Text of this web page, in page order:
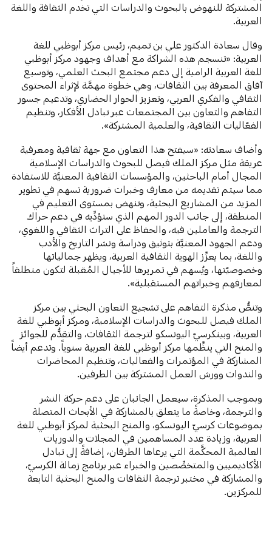
المشتركة للنهوض بالبحوث والدراسات التي تخدم الثقافة واللغة
العربية.
وقال سعادة الدكتور علي بن تميم، رئيس مركز أبوظبي للغة
العربية: «تنسجم هذه الشراكة مع أهداف وجهود مركز أبوظبي
للغة العربية الرامية إلى دعم مجتمع البحث العلمي، وتوسيع
آفاق المعرفة بين الثقافات، وهي خطوة مهمَّة لإثراء المحتوى
الثقافي والفكري العربي، وتعزيز الحوار الحضاري، وتدعيم جسور
التفاهم والتعاون بين المجتمعات عبر تبادل الأفكار، وتنظيم
الفعّاليات الثقافية، والعلمية المشتركة».
وأضاف سعادته: «سيفتح هذا التعاون مع جهة ثقافية ومعرفية
عريقة مثل مركز الملك فيصل للبحوث والدراسات الإسلامية
المجال أمام الباحثين، والمؤسسات الثقافية المعنيَّة للاستفادة
مما سيتم تقديمه من معارف وخبرات ضرورية تسهم في تطوير
المزيد من المشاريع البحثية، وتنهض بمستوى التعليم في
المنطقة، إلى جانب الدور المهم الذي ستؤدِّيه في دعم حراك
الترجمة والعاملين فيه، والحفاظ على التراث الثقافي واللغوي،
ودعم الجهود المعنيَّة بتوثيق ودراسة ونشر التاريخ والأدب
واللغة، بما يعزِّز الهوية الثقافية العربية، ويظهر جمالياتها
وخصوصيّتها، ويُسهم في تمريرها للأجيال المُقبلة لتكون منطلقاً
لمعارفهم وخبراتهم المستقبلية».
وتنصُّ مذكرة التفاهم على تشجيع التعاون البحثي بين مركز
الملك فيصل للبحوث والدراسات الإسلامية، ومركز أبوظبي للغة
العربية، وبينكرسيّ اليونسكو لترجمة الثقافات، والتقدُّم للجوائز
والمنح التي ينظِّمها مركز أبوظبي للغة العربية سنوياً. وتدعم أيضاً
المشاركة في المؤتمرات والفعاليات، وتنظيم المحاضرات
والندوات وورش العمل المشتركة بين الطرفين.
وبموجب المذكرة، سيعمل الجانبان على دعم حركة النشر
والترجمة، وخاصةً ما يتعلق بالمشاركة في الأبحاث المتصلة
بموضوعات كرسيّ اليونسكو، والمنح البحثية لمركز أبوظبي للغة
العربية، وزيادة عدد المساهمين في المجلات والدوريات
العالمية المحكَّمة التي يرعاها الطرفان، إضافةً إلى تبادل
الأكاديميين والمتخصِّصين والخبراء عبر برنامج زمالة الكرسيّ،
والمشاركة في مختبر ترجمة الثقافات والمنح البحثية التابعة
للمركزين.